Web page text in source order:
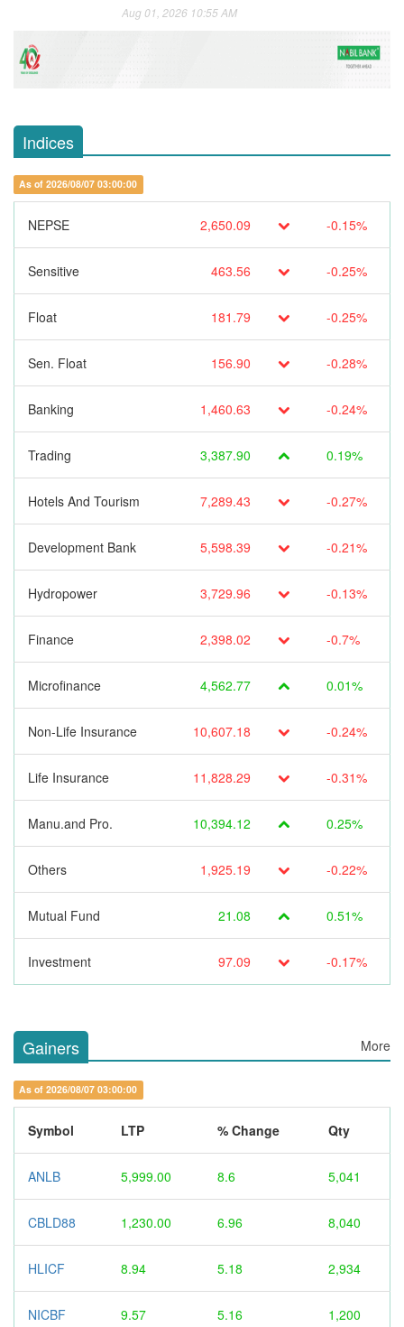
Aug 01, 2026 10:55 AM
Indices
As of 2026/08/07 03:00:00
NEPSE 2,650.09 -0.15%
Sensitive 463.56 -0.25%
Float 181.79 -0.25%
Sen. Float 156.90 -0.28%
Banking 1,460.63 -0.24%
Trading 3,387.90 0.19%
Hotels And Tourism 7,289.43 -0.27%
Development Bank 5,598.39 -0.21%
Hydropower 3,729.96 -0.13%
Finance 2,398.02 -0.7%
Microfinance 4,562.77 0.01%
Non-Life Insurance 10,607.18 -0.24%
Life Insurance 11,828.29 -0.31%
Manu.and Pro. 10,394.12 0.25%
Others 1,925.19 -0.22%
Mutual Fund 21.08 0.51%
Investment 97.09 -0.17%
Gainers More
As of 2026/08/07 03:00:00
Symbol LTP % Change Qty
ANLB 5,999.00 8.6 5,041
CBLD88 1,230.00 6.96 8,040
HLICF 8.94 5.18 2,934
NICBF 9.57 5.16 1,200